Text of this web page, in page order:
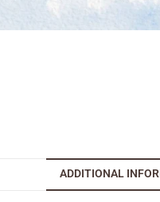
ADDITIONAL